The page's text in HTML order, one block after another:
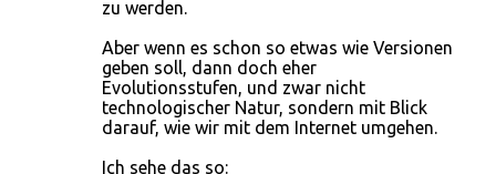
zu werden.
Aber wenn es schon so etwas wie Versionen
geben soll, dann doch eher
Evolutionsstufen, und zwar nicht
technologischer Natur, sondern mit Blick
darauf, wie wir mit dem Internet umgehen.
Ich sehe das so: